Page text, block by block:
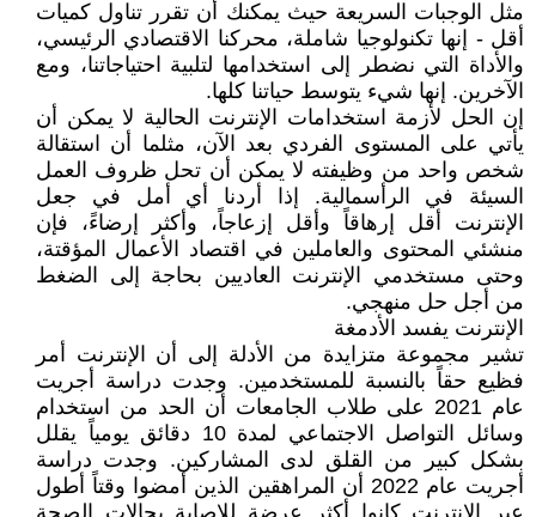
مثل الوجبات السريعة حيث يمكنك أن تقرر تناول كميات
أقل - إنها تكنولوجيا شاملة، محركنا الاقتصادي الرئيسي،
والأداة التي نضطر إلى استخدامها لتلبية احتياجاتنا، ومع
الآخرين. إنها شيء يتوسط حياتنا كلها.
إن الحل لأزمة استخدامات الإنترنت الحالية لا يمكن أن
يأتي على المستوى الفردي بعد الآن، مثلما أن استقالة
شخص واحد من وظيفته لا يمكن أن تحل ظروف العمل
السيئة في الرأسمالية. إذا أردنا أي أمل في جعل
الإنترنت أقل إرهاقاً وأقل إزعاجاً، وأكثر إرضاءً، فإن
منشئي المحتوى والعاملين في اقتصاد الأعمال المؤقتة،
وحتى مستخدمي الإنترنت العاديين بحاجة إلى الضغط
من أجل حل منهجي.
الإنترنت يفسد الأدمغة
تشير مجموعة متزايدة من الأدلة إلى أن الإنترنت أمر
فظيع حقاً بالنسبة للمستخدمين. وجدت دراسة أجريت
عام 2021 على طلاب الجامعات أن الحد من استخدام
وسائل التواصل الاجتماعي لمدة 10 دقائق يومياً يقلل
بشكل كبير من القلق لدى المشاركين. وجدت دراسة
أجريت عام 2022 أن المراهقين الذين أمضوا وقتاً أطول